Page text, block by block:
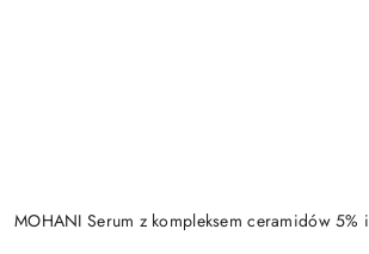
MOHANI Serum z kompleksem ceramidów 5%